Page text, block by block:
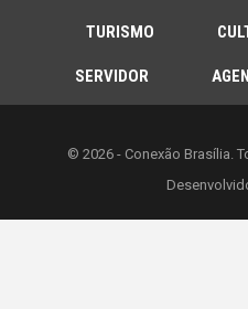
TURISMO
SERVIDOR
© 2026 - Conexão Brasília.